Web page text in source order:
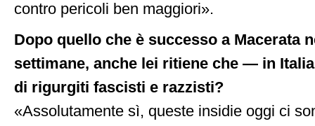
contro pericoli ben maggiori».
Dopo quello che è successo a Macerata
settimane, anche lei ritiene che — in
di rigurgiti fascisti e razzisti?
«Assolutamente sì, queste insidie oggi ci